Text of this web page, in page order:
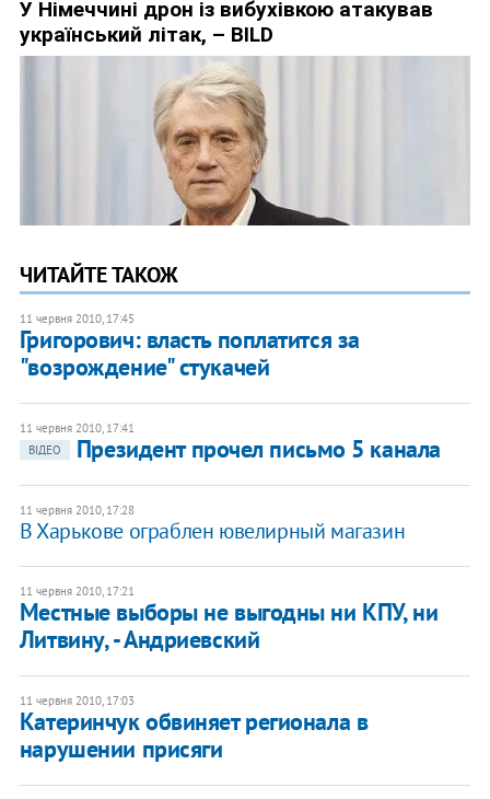
ЧИТАЙТЕ ТАКОЖ
11 червня 2010, 17:45
Григорович: власть поплатится за
"возрождение" стукачей
11 червня 2010, 17:41
ВІДЕО
Президент прочел письмо 5 канала
11 червня 2010, 17:28
В Харькове ограблен ювелирный магазин
11 червня 2010, 17:21
Местные выборы не выгодны ни КПУ, ни
Литвину, - Андриевский
11 червня 2010, 17:03
Катеринчук обвиняет регионала в
нарушении присяги